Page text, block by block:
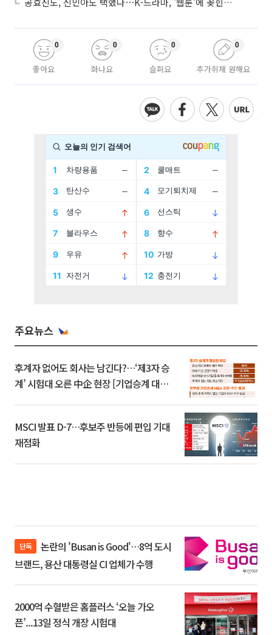
좋아요
0
화나요
0
슬퍼요
0
추가취재 원해요
0
주요뉴스
후계자 없어도 회사는 남긴다?…‘제3자 승
계’ 시험대 오른 中企 현장 [기업승계 대전
MSCI 발표 D-7…후보주 반등에 편입 기대
재점화
단독
브랜드, 용산 대통령실 CI 업체가 수행
2000억 수혈받은 홈플러스 ‘오늘 가오
픈’...13일 정식 개장 시험대